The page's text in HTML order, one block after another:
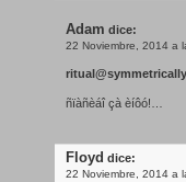
Adam dice:
22 Noviembre, 2014 a
ñïàñèáî çà èíôó!…
Floyd dice:
22 Noviembre, 2014 a